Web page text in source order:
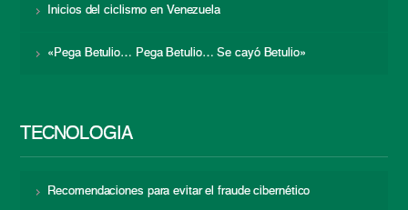
Inicios del ciclismo en Venezuela
«Pega Betulio… Pega Betulio… Se cayó Betulio»
TECNOLOGÍA
Recomendaciones para evitar el fraude cibernético